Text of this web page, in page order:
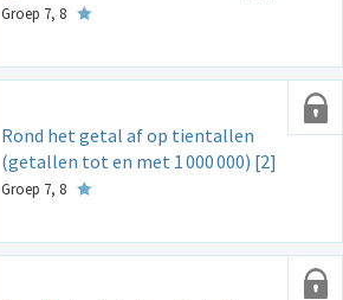
Groep 7, 8
Rond het getal af op tientallen
(getallen tot en met 1000000) [2]
Groep 7, 8